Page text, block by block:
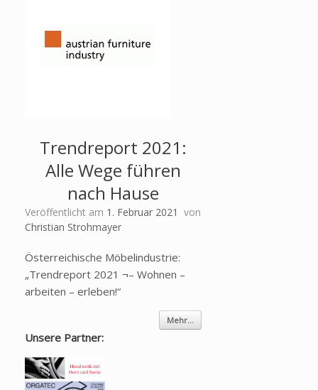
Trendreport 2021:
Alle Wege führen
nach Hause
Veröffentlicht am 1. Februar 2021 von
Christian Strohmayer
Österreichische Möbelindustrie:
„Trendreport 2021 ¬– Wohnen –
arbeiten – erleben!“
Mehr...
Unsere Partner: